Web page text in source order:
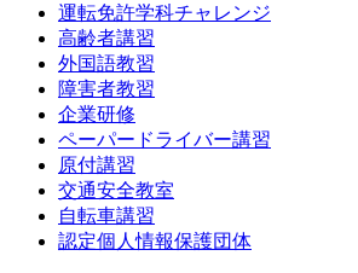
運転免許学科チャレンジ
高齢者講習
外国語教習
障害者教習
企業研修
ペーパードライバー講習
原付講習
交通安全教室
自転車講習
認定個人情報保護団体